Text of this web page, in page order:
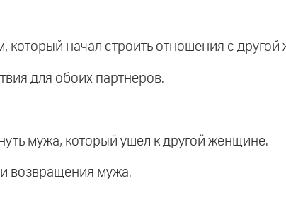
который начал строить отношения с
для обоих партнеров.
мужа, который ушел к другой женщине.
возвращения мужа.